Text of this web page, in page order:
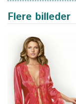
Flere billeder